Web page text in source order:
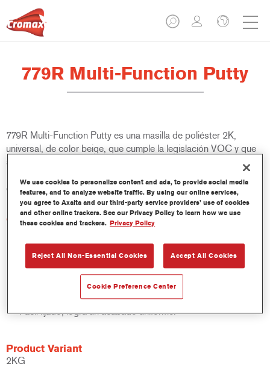
779R Multi-Function Putty
779R Multi-Function Putty es una masilla de poliéster 2K,
universal, de color beige, que cumple la legislación VOC y que
se utiliza con un activador de peróxido. Es apta para su uso en
metal desnudo, aluminio, acero galvanizado, poliéster de fibra
de vidrio, y en numerosos acabados OEM y fondos Cromax.
Características del producto
Muy buena adherencia sobre acero desnudo.
Opciones de secado flexibles, incluyendo IR, incluso con
substratos galvanizados.
Relleno fácil y rápido.
Mejora la productividad.
Fácil lijado, logra un acabado uniforme.
Product Variant
2KG
We use cookies to personalize content and ads, to provide social media
features, and to analyze website traffic. By using our online services,
you agree to Axalta and our third-party service providers’ use of cookies
and other online trackers. See our Privacy Policy to learn how we use
these cookies and trackers. Privacy Policy
Reject All Non-Essential Cookies Accept All Cookies
Cookie Preference Center